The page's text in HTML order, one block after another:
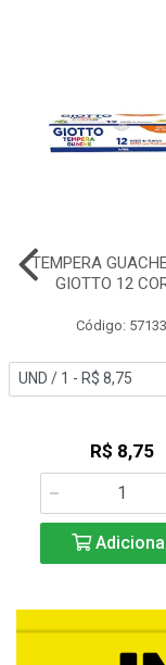
TEMPERA
GIOTTO 12
Código: 57133
R$ 8,75